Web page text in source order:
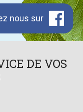
nous sur
Facebook
DE VOS